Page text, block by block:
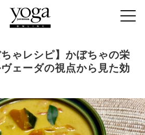
ちゃレシピ】かぼちゃの栄
ェーダの視点から見た効